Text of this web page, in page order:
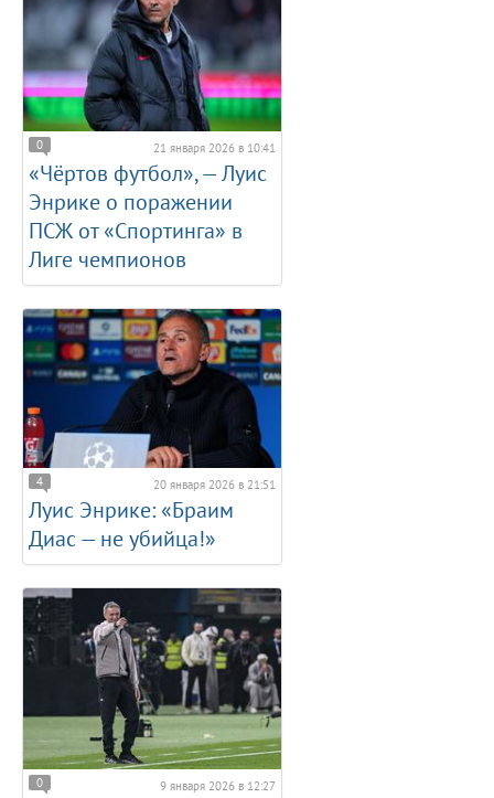
0 21 января 2026 в 10:41
«Чёртов футбол», — Луис
Энрике о поражении
ПСЖ от «Спортинга» в
Лиге чемпионов
4 20 января 2026 в 21:51
Луис Энрике: «Браим
Диас — не убийца!»
0 9 января 2026 в 12:27